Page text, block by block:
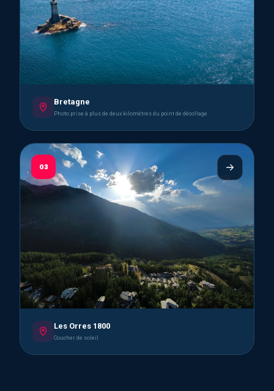
Bretagne
Photo prise à plus de deux kilomètres du point de décollage
03
Les Orres 1800
Coucher de soleil